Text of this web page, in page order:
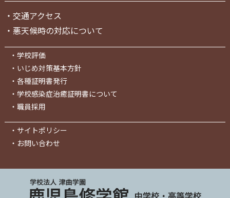
・ 交通アクセス
・ 悪天候時の対応について
・ 学校評価
・ いじめ対策基本方針
・ 各種証明書発行
・ 学校感染症治癒証明書について
・ 職員採用
・ サイトポリシー
・ お問い合わせ